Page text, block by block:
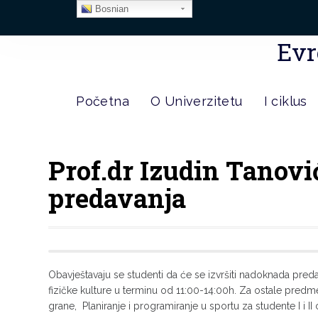
Početna O Univerzitetu I ciklus
Prof.dr Izudin
predavanja
Obavještavaju se studenti da će se izvršiti nadoknada
fizičke kulture u terminu od 11:00-14:00h. Za ostale
grane, Planiranje i programiranje u sportu za studente I i
Bosnian